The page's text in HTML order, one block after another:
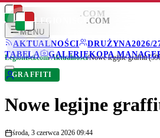
LEGIONISCI .COM
MENU
AKTUALNOŚCI
DRUŻYNA2026/
TABELA
GALERIEKOPA
LEGIONISCI .COM
Legionisci.com/Aktualności/Nowe legijne graffiti
GRAFFITI
Nowe legijne
środa, 3 czerwca 2026 09:44